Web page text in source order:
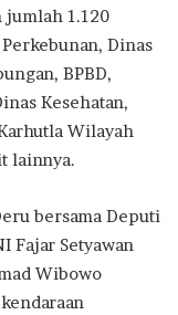
jumlah 1.120
Dinas
BPBD,
Kesehatan,
Wilayah
lainnya.
bersama Deputi
Fajar Setyawan
Wibowo